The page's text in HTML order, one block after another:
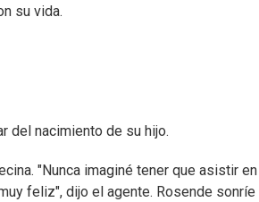
su vida.
del nacimiento de su hijo.
"Nunca imaginé tener que asistir
feliz", dijo el agente. Rosende